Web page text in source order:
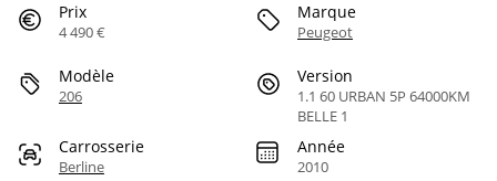
Prix
4 490 €
Marque
Peugeot
Modèle
206
Version
1.1 60 URBAN 5P 64000KM
BELLE 1
Carrosserie
Berline
Année
2010